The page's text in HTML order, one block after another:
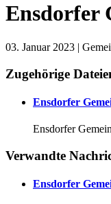
Ensdorfer
03. Januar 2023 |
Zugehörige
Ensdorfer
Ensdorfer
Verwandte
Ensdorfer